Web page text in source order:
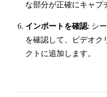
な部分が正確にキャプ
インポートを確認: シ
を確認して、ビデオク
クトに追加します。